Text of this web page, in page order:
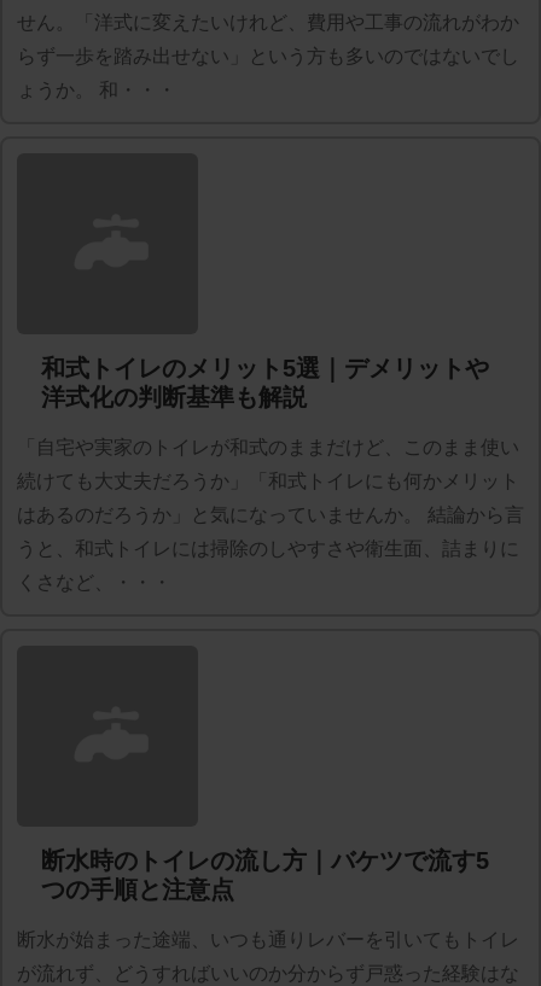
せん。「洋式に変えたいけれど、費用や工事の流れがわか
らず一歩を踏み出せない」という方も多いのではないでし
ょうか。 和・・・
和式トイレのメリット5選｜デメリットや
洋式化の判断基準も解説
「自宅や実家のトイレが和式のままだけど、このまま使い
続けても大丈夫だろうか」「和式トイレにも何かメリット
はあるのだろうか」と気になっていませんか。 結論から言
うと、和式トイレには掃除のしやすさや衛生面、詰まりに
くさなど、・・・
断水時のトイレの流し方｜バケツで流す5
つの手順と注意点
断水が始まった途端、いつも通りレバーを引いてもトイレ
が流れず、どうすればいいのか分からず戸惑った経験はな